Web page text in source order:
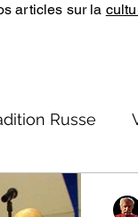
articles sur la
Russe
Religions et